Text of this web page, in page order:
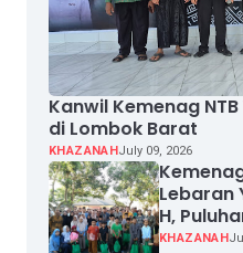
Kanwil Kemenag
di Lombok Barat
KHAZANAH July 09, 2026
Lebaran
H,
KHAZANAH